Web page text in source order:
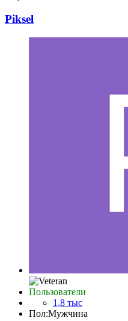
Piksel
Пользователи
1,8 тыс
Пол:Мужчина